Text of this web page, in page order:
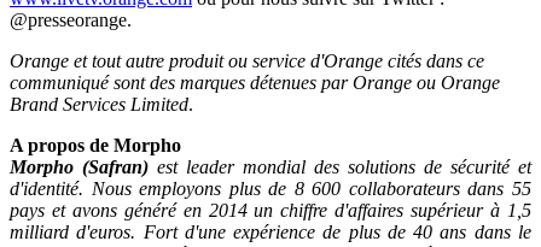
@presseorange.
Orange et tout autre produit ou service d'Orange cités dans ce
communiqué sont des marques détenues par Orange ou Orange
Brand Services Limited.
A propos de Morpho
Morpho (Safran) est leader mondial des solutions de sécurité et
d'identité. Nous employons plus de 8 600 collaborateurs dans 55
pays et avons généré en 2014 un chiffre d'affaires supérieur à 1,5
milliard d'euros. Fort d'une expérience de plus de 40 ans dans le